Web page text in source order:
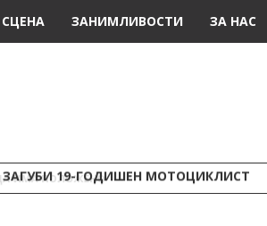
СЦЕНА ЗАНИМЛИВОСТИ ЗА НАС
19-ГОДИШЕН МОТОЦИКЛИСТ